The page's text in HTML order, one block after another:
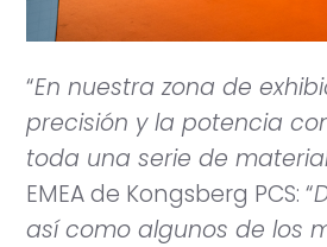
“En nuestra zona de
precisión y la potencia
toda una serie de
EMEA de Kongsberg PCS: “
así como algunos de los